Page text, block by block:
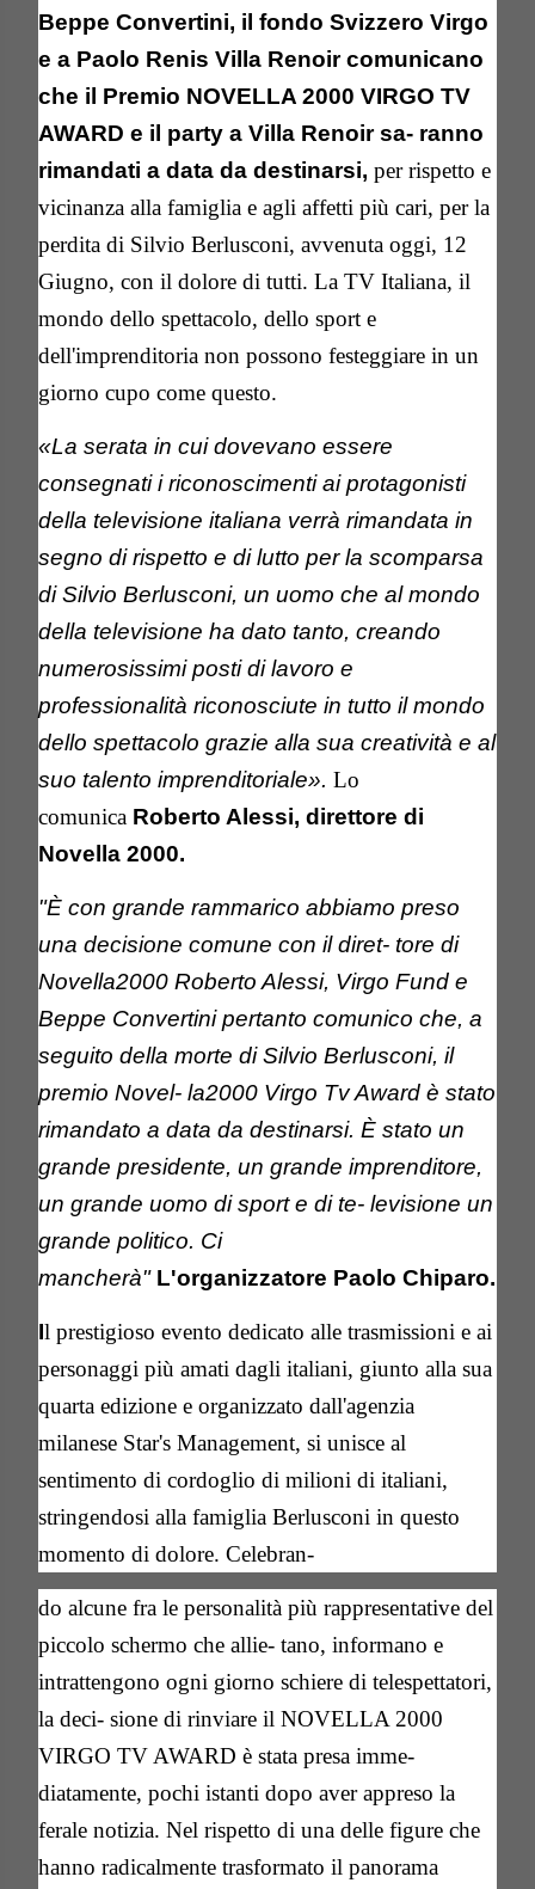
Beppe Convertini, il fondo Svizzero Virgo
e a Paolo Renis Villa Renoir comunicano
che il Premio NOVELLA 2000 VIRGO TV
AWARD e il party a Villa Renoir sa- ranno
rimandati a data da destinarsi, per rispetto e
vicinanza alla famiglia e agli affetti più cari, per la
perdita di Silvio Berlusconi, avvenuta oggi, 12
Giugno, con il dolore di tutti. La TV Italiana, il
mondo dello spettacolo, dello sport e
dell'imprenditoria non possono festeggiare in un
giorno cupo come questo.
«La serata in cui dovevano essere
consegnati i riconoscimenti ai protagonisti
della televisione italiana verrà rimandata in
segno di rispetto e di lutto per la scomparsa
di Silvio Berlusconi, un uomo che al mondo
della televisione ha dato tanto, creando
numerosissimi posti di lavoro e
professionalità riconosciute in tutto il mondo
dello spettacolo grazie alla sua creatività e al
suo talento imprenditoriale». Lo
comunica Roberto Alessi, direttore di
Novella 2000.
"È con grande rammarico abbiamo preso
una decisione comune con il diret- tore di
Novella2000 Roberto Alessi, Virgo Fund e
Beppe Convertini pertanto comunico che, a
seguito della morte di Silvio Berlusconi, il
premio Novel- la2000 Virgo Tv Award è stato
rimandato a data da destinarsi. È stato un
grande presidente, un grande imprenditore,
un grande uomo di sport e di te- levisione un
grande politico. Ci
mancherà" L'organizzatore Paolo Chiparo.
Il prestigioso evento dedicato alle trasmissioni e ai
personaggi più amati dagli italiani, giunto alla sua
quarta edizione e organizzato dall'agenzia
milanese Star's Management, si unisce al
sentimento di cordoglio di milioni di italiani,
stringendosi alla famiglia Berlusconi in questo
momento di dolore. Celebran-
do alcune fra le personalità più rappresentative del
piccolo schermo che allie- tano, informano e
intrattengono ogni giorno schiere di telespettatori,
la deci- sione di rinviare il NOVELLA 2000
VIRGO TV AWARD è stata presa imme-
diatamente, pochi istanti dopo aver appreso la
ferale notizia. Nel rispetto di una delle figure che
hanno radicalmente trasformato il panorama